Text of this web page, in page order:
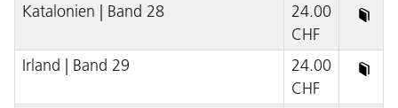
Katalonien | Band 28
24.00
CHF
Irland | Band 29
24.00
CHF